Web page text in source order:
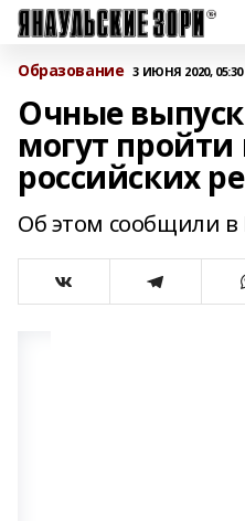
Образование 3 ИЮНЯ 2020, 05:30
Очные
могут пройти
российских
Об этом сообщили